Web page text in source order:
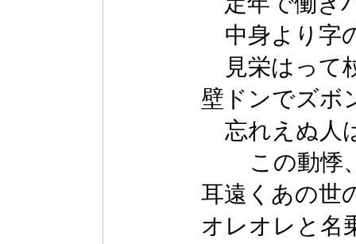
中身より字
見栄はって
壁ドンでズボ
忘れえぬ人
この動悸
耳遠くあの世
オレオレと名